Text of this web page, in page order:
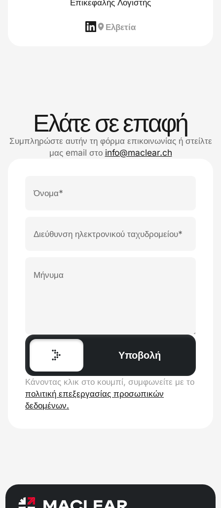
Επικεφαλής Λογιστής
Ελβετία
Ελάτε σε επαφή
Συμπληρώστε αυτήν τη φόρμα επικοινωνίας ή στείλτε
μας email στο info@maclear.ch
Υποβολή
Κάνοντας κλικ στο κουμπί, συμφωνείτε με το
πολιτική επεξεργασίας προσωπικών
δεδομένων.